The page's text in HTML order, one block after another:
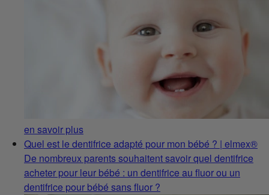
en savoir plus
Quel est le dentifrice adapté pour mon bébé ? | elmex®
De nombreux parents souhaitent savoir quel dentifrice
acheter pour leur bébé : un dentifrice au fluor ou un
dentifrice pour bébé sans fluor ?